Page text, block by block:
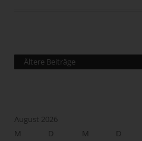
Ältere Beiträge
August 2026
M
D M D